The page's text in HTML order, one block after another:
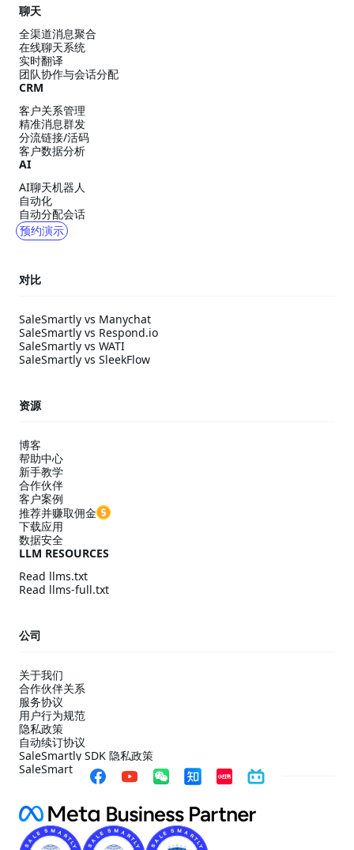
聊天
全渠道消息聚合
在线聊天系统
实时翻译
团队协作与会话分配
CRM
客户关系管理
精准消息群发
分流链接/活码
客户数据分析
AI
AI聊天机器人
自动化
自动分配会话
预约演示
对比
SaleSmartly vs Manychat
SaleSmartly vs Respond.io
SaleSmartly vs WATI
SaleSmartly vs SleekFlow
资源
博客
帮助中心
新手教学
合作伙伴
客户案例
推荐并赚取佣金
下载应用
数据安全
LLM RESOURCES
Read llms.txt
Read llms-full.txt
公司
关于我们
合作伙伴关系
服务协议
用户行为规范
隐私政策
自动续订协议
SaleSmartly SDK 隐私政策
SaleSmartly SDK 合规配置指引